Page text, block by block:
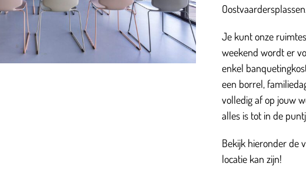
Oostvaardersplassen.
Je kunt onze
weekend wordt er
enkel
een borrel,
volledig af op jouw
alles is tot in de
Bekijk hieronder de
locatie kan zijn!